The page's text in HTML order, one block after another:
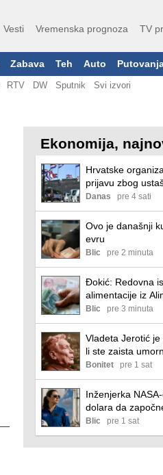
Vesti Vremenska prognoza TV
Zabava Teh Auto
RTV DW Sputnik Svi izvori
Ekonomija,
Hrvatske
prijavu zbog
simbola tokom
godišnjice Oluje
Danas pre 4 sati
Ovo je današnji
evru
Blic pre 2 minuta
Đokić: Redovna
alimentacije iz
fonda donela mi
(video)
Blic pre 3 minuta
Vladeta Jerotić
li ste zaista
mnogo dublji?
Bonitet pre 1 sat
Inženjerka
dolara da
iz svog ormara -
preko 32.000
Blic pre 1 sat